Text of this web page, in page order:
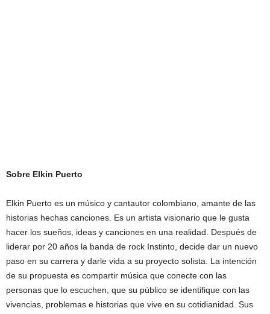
Sobre Elkin Puerto
Elkin Puerto es un músico y cantautor colombiano, amante de las
historias hechas canciones. Es un artista visionario que le gusta
hacer los sueños, ideas y canciones en una realidad. Después de
liderar por 20 años la banda de rock Instinto, decide dar un nuevo
paso en su carrera y darle vida a su proyecto solista. La intención
de su propuesta es compartir música que conecte con las
personas que lo escuchen, que su público se identifique con las
vivencias, problemas e historias que vive en su cotidianidad. Sus